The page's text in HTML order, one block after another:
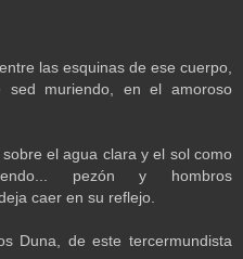
las esquinas de ese cuerpo,
sed muriendo, en el amoroso
el agua clara y el sol como
pezón y hombros
caer en su reflejo.
Duna, de este tercermundista